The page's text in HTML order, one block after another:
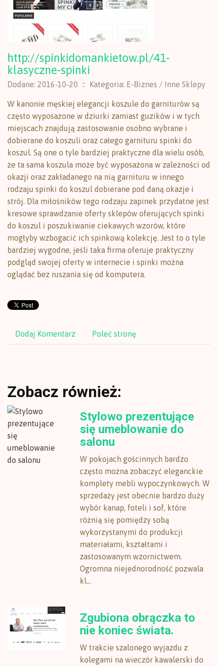
http://spinkidomankietow.pl/41-
klasyczne-spinki
Dodane: 2016-10-20 :: Kategoria: E-Biznes / Inne Sklepy
W kanonie męskiej elegancji koszule do garniturów są
często wyposażone w dziurki zamiast guzików i w tych
miejscach znajdują zastosowanie osobno wybrane i
dobierane do koszuli oraz całego garnituru spinki do
koszul. Są one o tyle bardziej praktyczne dla wielu osób,
że ta sama koszula może być wyposażona w zależności od
okazji oraz zakładanego na nią garnituru w innego
rodzaju spinki do koszul dobierane pod daną okazje i
strój. Dla miłośników tego rodzaju zapinek przydatne jest
kresowe sprawdzanie oferty sklepów oferujących spinki
do koszul i poszukiwanie ciekawych wzorów, które
mogłyby wzbogacić ich spinkową kolekcję. Jest to o tyle
bardziej wygodne, jeśli taka firma oferuje praktyczny
podgląd swojej oferty w internecie i spinki można
oglądać bez ruszania się od komputera.
Dodaj Komentarz Poleć stronę
Zobacz również:
Stylowo prezentujące
się umeblowanie do
salonu
W pokojach gościnnych bardzo
często można zobaczyć eleganckie
komplety mebli wypoczynkowych. W
sprzedaży jest obecnie bardzo duży
wybór kanap, foteli i sof, które
różnią się pomiędzy sobą
wykorzystanymi do produkcji
materiałami, kształtami i
zastosowanym wzornictwem.
Ogromna niejednorodność pozwala
kl...
Zgubiona obrączka to
nie koniec świata.
W trakcie szalonego wyjazdu z
kolegami na wieczór kawalerski do